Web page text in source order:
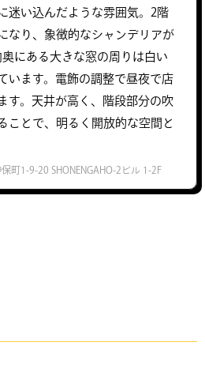
迷い込んだような雰囲気。2階
なり、象徴的なシャンデリアが
にある大きな窓の周りは白い
います。電飾の調整で昼夜で店
す。天井が高く、階段部分の吹
ことで、明るく開放的な空間と
町1-9-20 SHONENGAHO-2ビル 1-2F